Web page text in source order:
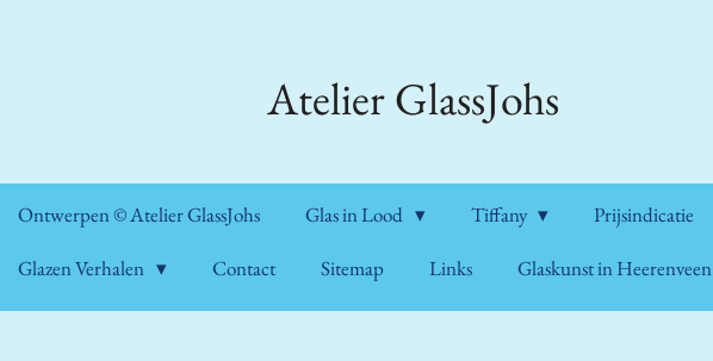
Atelier GlassJohs
Ontwerpen © Atelier GlassJohs Glas in Lood Tiffany Prijsindicatie
Glazen Verhalen Contact Sitemap Links Glaskunst in Heerenveen